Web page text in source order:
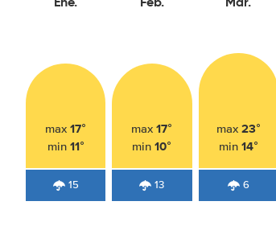
max17°
min 11°
15
max17°
min10°
13
max 23°
min 14°
6